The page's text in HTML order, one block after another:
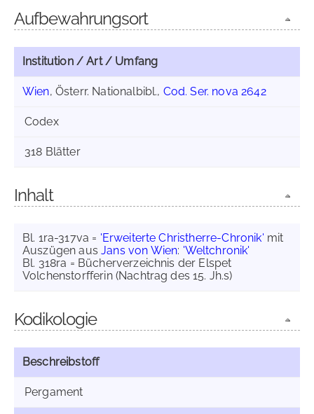
Aufbewahrungsort
Institution / Art / Umfang
Wien, Österr. Nationalbibl., Cod. Ser. nova 2642
Codex
318 Blätter
Inhalt
Bl. 1ra-317va = 'Erweiterte Christherre-Chronik' mit
Auszügen ausJans von Wien: 'Weltchronik'
Bl. 318ra = Bücherverzeichnis der Elspet
Volchenstorfferin (Nachtrag des 15. Jh.s)
Kodikologie
Beschreibstoff
Pergament